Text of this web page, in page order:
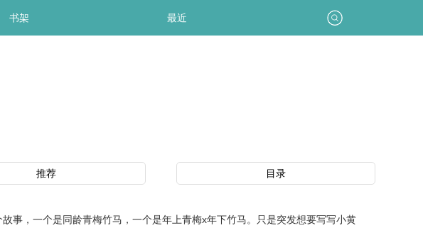
书架 最近
推荐 目录
，一个是同龄青梅竹马，一个是年上青梅x年下竹马。只是突发想要写写小黄